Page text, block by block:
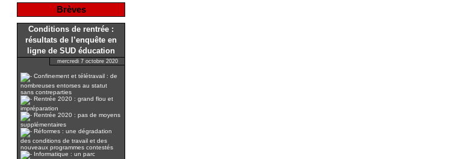
Brèves
Conditions de rentrée :
résultats de l’enquête en
ligne de SUD éducation
mercredi 7 octobre 2020
Confinement et télétravail : de
nombreuses entorses au statut
sans contreparties
Rentrée 2020 : grand flou et
impréparation
Rentrée 2020 : pas de moyens
supplémentaires
Réformes : une dégradation
des conditions de travail et des
nouveaux programmes contestés
Informatique : un parc